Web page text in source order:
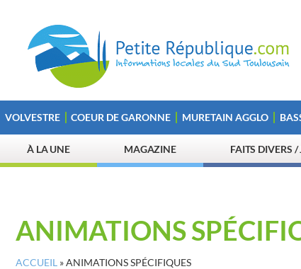
VOLVESTRE COEUR DE GARONNE MURETAIN AGGLO
À LA UNE MAGAZINE FAITS DIVERS /
ANIMATIONS
ACCUEIL »ANIMATIONS SPÉCIFIQUES